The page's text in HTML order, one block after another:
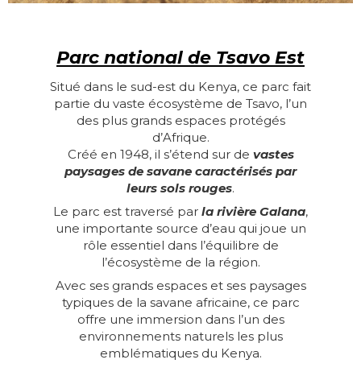
Parc national de Tsavo Est
Situé dans le sud-est du Kenya, ce parc fait
partie du vaste écosystème de Tsavo, l’un
des plus grands espaces protégés
d’Afrique.
Créé en 1948, il s’étend sur de vastes
paysages de savane caractérisés par
leurs sols rouges.
Le parc est traversé par la rivière Galana,
une importante source d’eau qui joue un
rôle essentiel dans l’équilibre de
l’écosystème de la région.
Avec ses grands espaces et ses paysages
typiques de la savane africaine, ce parc
offre une immersion dans l’un des
environnements naturels les plus
emblématiques du Kenya.